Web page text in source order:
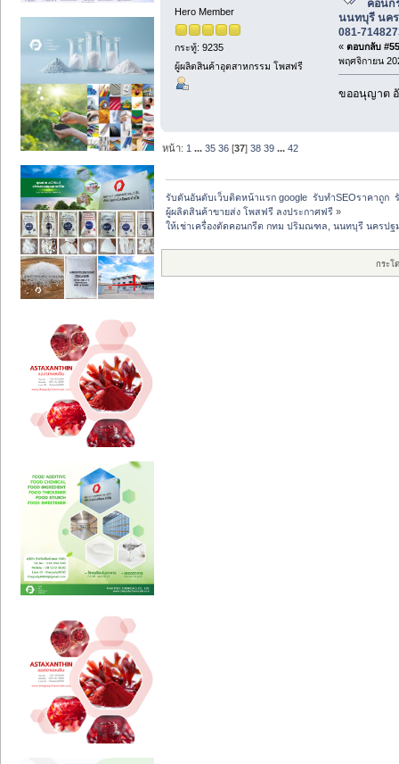
Hero Member
กระทู้: 9235
ผู้ผลิตสินค้าอุตสาหกรรม โพสฟรี
คอนก
นนทบุรี นค
081-
« ตอบกลับ
พฤศจิกายน
ขออนุญาต
หน้า: 1 ...35 36 [37]38 39 ...42
รับดันอันดับเว็บติดหน้าแรก google  รับทำSEOราคาถูก
ผู้ผลิตสินค้าขายส่ง โพสฟรี ลงประกาศฟรี »
ให้เช่าเครื่องตัดคอนกรีต กทม ปริมณฑล, นนทบุรี นครปฐ
กระโ